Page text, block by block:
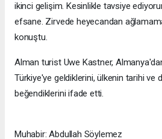
ikinci gelişim. Kesinlikle tavsiye
efsane. Zirvede heyecandan
konuştu.
Alman turist Uwe Kastner,
Türkiye'ye geldiklerini, ülkenin tarihi ve
beğendiklerini ifade etti.
Muhabir: Abdullah Söylemez